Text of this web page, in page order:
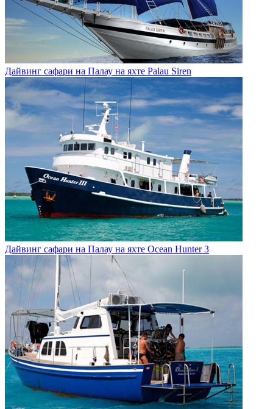
Дайвинг сафари на Палау на яхте Palau Siren
Дайвинг сафари на Палау на яхте Ocean Hunter 3